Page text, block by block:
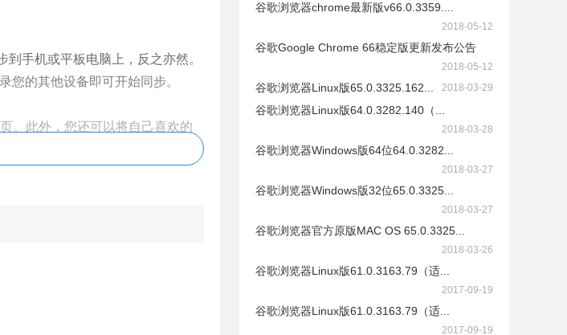
手机或平板电脑上，反之亦然。
您的其他设备即可开始同步。
。此外，您还可以将自己喜欢的
设置后，您的自定义设置将在您
的提权漏洞、一个在V8
谷歌浏览器chrome最新版v66.0.3359....
2018-05-12
谷歌Google Chrome 66稳定版更新发布公告
2018-05-12
谷歌浏览器Linux版65.0.3325.162... 2018-03-29
谷歌浏览器Linux版64.0.3282.140（...
2018-03-28
谷歌浏览器Windows版64位64.0.3282...
2018-03-27
谷歌浏览器Windows版32位65.0.3325...
2018-03-27
谷歌浏览器官方原版MAC OS 65.0.3325...
2018-03-26
谷歌浏览器Linux版61.0.3163.79（适...
2017-09-19
谷歌浏览器Linux版61.0.3163.79（适...
2017-09-19